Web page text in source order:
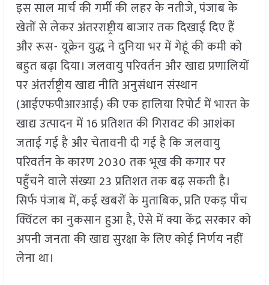
इस साल मार्च की गर्मी की लहर के नतीजे, पंजाब के
खेतों से लेकर अंतरराष्ट्रीय बाजार तक दिखाई दिए हैं
और रूस- यूक्रेन युद्ध ने दुनिया भर में गेहूं की कमी को
बहुत बढ़ा दिया। जलवायु परिवर्तन और खाद्य प्रणालियों
पर अंतर्राष्ट्रीय खाद्य नीति अनुसंधान संस्थान
(आईएफपीआरआई) की एक हालिया रिपोर्ट में भारत के
खाद्य उत्पादन में 16 प्रतिशत की गिरावट की आशंका
जताई गई है और चेतावनी दी गई है कि जलवायु
परिवर्तन के कारण 2030 तक भूख की कगार पर
पहुँचने वाले संख्या 23 प्रतिशत तक बढ़ सकती है।
सिर्फ पंजाब में, कई खबरों के मुताबिक, प्रति एकड़ पाँच
क्विंटल का नुकसान हुआ है, ऐसे में क्या केंद्र सरकार को
अपनी जनता की खाद्य सुरक्षा के लिए कोई निर्णय नहीं
लेना था।